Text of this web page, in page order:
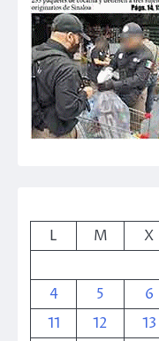
L
M X
4
5 6
11
12 13